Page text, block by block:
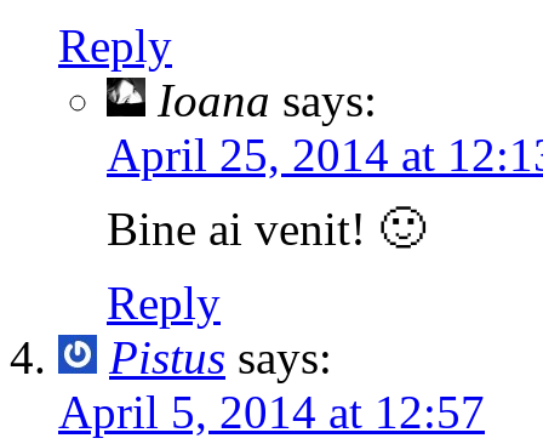
Reply
Ioana says:
April 25, 2014 at
Bine ai venit! 🙂
Reply
Pistus says:
April 5, 2014 at 12:57